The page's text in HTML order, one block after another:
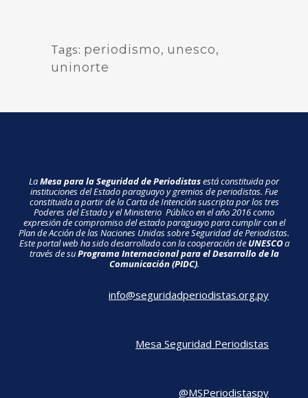
Tags: periodismo, unesco,
uninorte
LaMesa para la Seguridad de Periodistasestá constituida por
instituciones del Estado paraguayo y gremios de periodistas. Fue
constituida a partir de la Carta de Intención suscripta por los tres
Poderes del Estado y el Ministerio Público en el año 2016 como
expresión de compromiso del estado paraguayo para cumplir con el
Plan de Acción de las Naciones Unidas sobre Seguridad de Periodistas.
Este portal web ha sido desarrollado con la cooperación de UNESCOa
través de suPrograma Internacional para el Desarrollo de la
Comunicación (PIDC).
info@seguridadperiodistas.org.py
Mesa Seguridad Periodistas
@MSPeriodistaspy